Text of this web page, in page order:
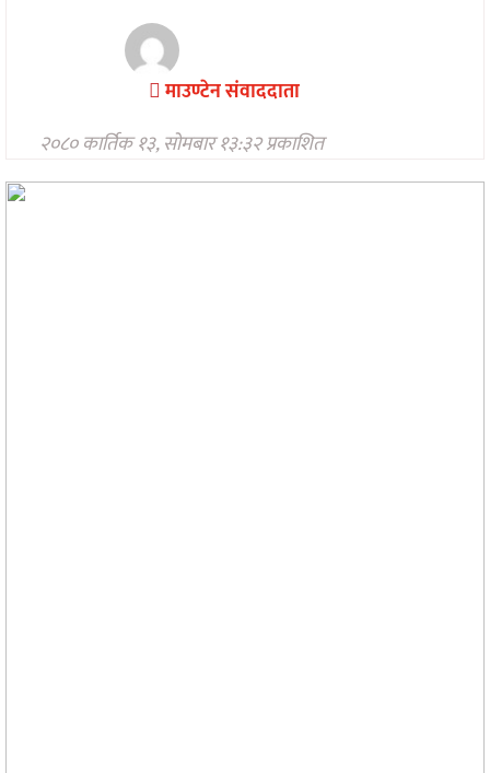
अन्तर्राष्ट्रिय
अन्तरवार्ता/
विचार
माउण्टेन संवाददाता
२०८० कार्तिक १३, सोमबार १३:३२ प्रकाशित